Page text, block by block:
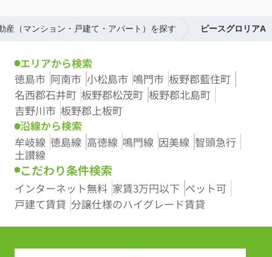
産（マンション・戸建て・アパート）を探す ピースグロリアA
エリアから検索
徳島市 阿南市 小松島市 鳴門市 板野郡藍住町
名西郡石井町 板野郡松茂町 板野郡北島町
吉野川市 板野郡上板町
沿線から検索
牟岐線 徳島線 高徳線 鳴門線 因美線 智頭急行
土讃線
こだわり条件検索
インターネット無料 家賃3万円以下 ペット可
戸建て賃貸 分譲仕様のハイグレード賃貸